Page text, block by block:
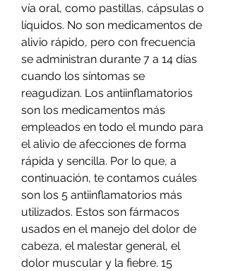
vía oral, como pastillas, cápsulas o
líquidos. No son medicamentos de
alivio rápido, pero con frecuencia
se administran durante 7 a 14 días
cuando los síntomas se
reagudizan. Los antiinflamatorios
son los medicamentos más
empleados en todo el mundo para
el alivio de afecciones de forma
rápida y sencilla. Por lo que, a
continuación, te contamos cuáles
son los 5 antiinflamatorios más
utilizados. Estos son fármacos
usados en el manejo del dolor de
cabeza, el malestar general, el
dolor muscular y la fiebre. 15